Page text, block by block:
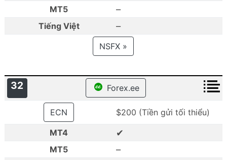
MT5 –
Tiếng Việt –
NSFX »
32 Forex.ee
ECN
$200 (Tiền gửi tối thiểu)
MT4
✔
MT5 –